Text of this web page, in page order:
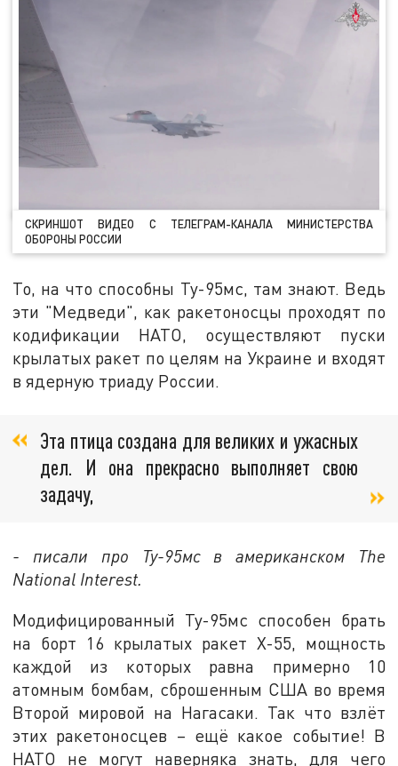
СКРИНШОТ ВИДЕО С ТЕЛЕГРАМ-КАНАЛА МИНИСТЕРСТВА
ОБОРОНЫ РОССИИ
То, на что способны Ту-95мс, там знают. Ведь
эти "Медведи", как ракетоносцы проходят по
кодификации НАТО, осуществляют пуски
крылатых ракет по целям на Украине и входят
в ядерную триаду России.
Эта птица создана для великих и ужасных
дел. И она прекрасно выполняет свою
задачу,
- писали про Ту-95мс в американском The
National Interest.
Модифицированный Ту-95мс способен брать
на борт 16 крылатых ракет Х-55, мощность
каждой из которых равна примерно 10
атомным бомбам, сброшенным США во время
Второй мировой на Нагасаки. Так что взлёт
этих ракетоносцев – ещё какое событие! В
НАТО не могут наверняка знать, для чего